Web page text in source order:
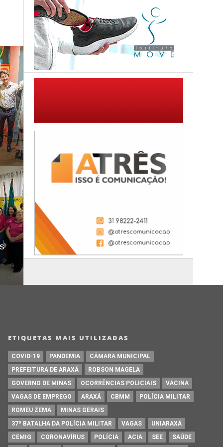
ETIQUETAS MAIS UTILIZADAS
COVID-19 PANDEMIA
CÂMARA MUNICIPAL
PREFEITURA DE ARAXÁ
ROBSON MAGELA
GOVERNO DE MINAS
OCORRÊNCIAS POLICIAIS
VACINA
VAGAS DE EMPREGO
ARAXÁ CBMM
POLÍCIA MILITAR
ROMEU ZEMA
MINAS GERAIS
37º BATALHA DA POLÍCIA MILITAR
VAGAS
UNIARAXÁ
CEMIG
CORONAVÍRUS POLÍCIA ACIA SEE SAÚDE